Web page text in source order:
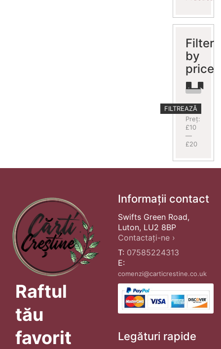
Filter
by
price
Preț
minim
Preț
maxim
FILTREAZĂ
Preț:
£10
—
£20
Raftul
tău
favorit
Informații contact
Swifts Green Road,
Luton, LU2 8BP
Contactați-ne ›
T: 07585224313
E:
comenzi@carticrestine.co.uk
Legături rapide